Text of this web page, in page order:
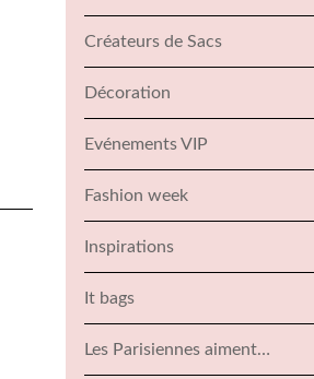
Créateurs de Sacs
Décoration
Evénements VIP
Fashion week
Inspirations
It bags
Les Parisiennes aiment…